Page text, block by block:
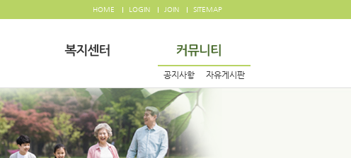
HOME LOGIN JOIN SITEMAP
공지사항 자유게시판